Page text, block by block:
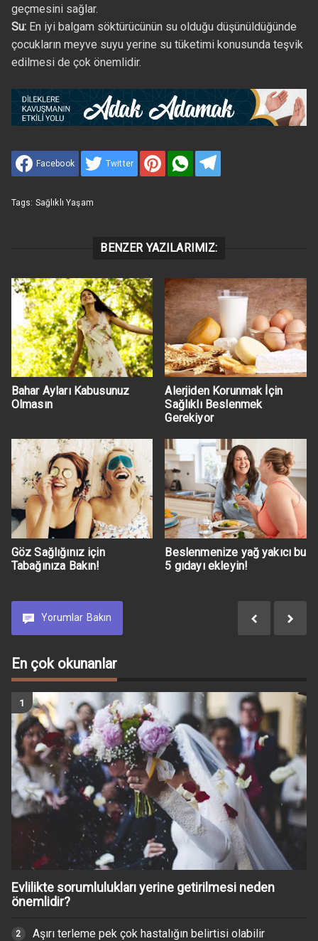
geçmesini sağlar.
Su: En iyi balgam söktürücünün su olduğu düşünüldüğünde
çocukların meyve suyu yerine su tüketimi konusunda teşvik
edilmesi de çok önemlidir.
Facebook Twitter
Tags: Sağlıklı Yaşam
BENZER YAZILARIMIZ:
Bahar Ayları Kabusunuz
Olmasın
Alerjiden Korunmak İçin
Sağlıklı Beslenmek
Gerekiyor
Göz Sağlığınız için
Tabağınıza Bakın!
Beslenmenize yağ yakıcı bu
5 gıdayı ekleyin!
Yorumlar Bakın
En çok okunanlar
Evlilikte sorumlulukları yerine getirilmesi neden
önemlidir?
Aşırı terleme pek çok hastalığın belirtisi olabilir